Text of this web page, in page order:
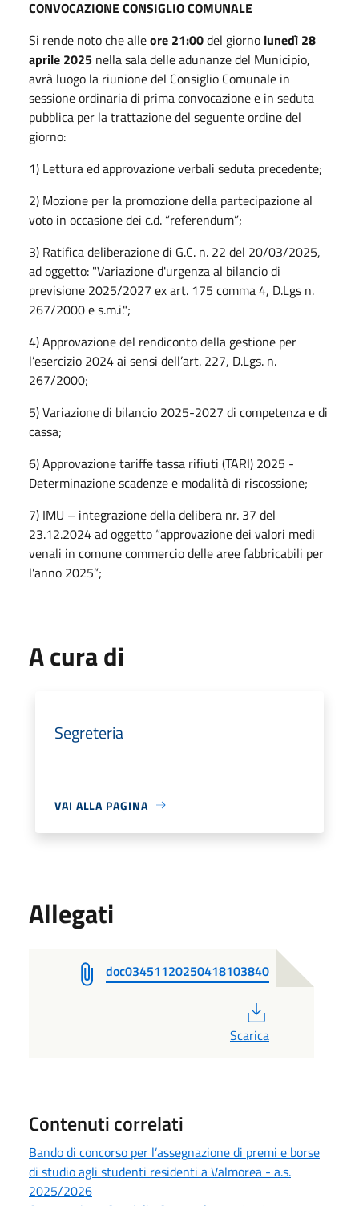
CONVOCAZIONE CONSIGLIO COMUNALE
Si rende noto che alleore 21:00del giorno lunedì 28
aprile 2025 nella sala delle adunanze del Municipio,
avrà luogo la riunione del Consiglio Comunale in
sessione ordinaria di prima convocazione e in seduta
pubblica per la trattazione del seguente ordine del
giorno:
1) Lettura ed approvazione verbali seduta precedente;
2) Mozione per la promozione della partecipazione al
voto in occasione dei c.d. “referendum”;
3) Ratifica deliberazione di G.C. n. 22 del 20/03/2025,
ad oggetto: "Variazione d'urgenza al bilancio di
previsione 2025/2027 ex art. 175 comma 4, D.Lgs n.
267/2000 e s.m.i.";
4) Approvazione del rendiconto della gestione per
l’esercizio 2024 ai sensi dell’art. 227, D.Lgs. n.
267/2000;
5) Variazione di bilancio 2025-2027 di competenza e di
cassa;
6) Approvazione tariffe tassa rifiuti (TARI) 2025 -
Determinazione scadenze e modalità di riscossione;
7) IMU – integrazione della delibera nr. 37 del
23.12.2024 ad oggetto “approvazione dei valori medi
venali in comune commercio delle aree fabbricabili per
l'anno 2025”;
A cura di
Segreteria
VAI ALLA PAGINA
Allegati
doc03451120250418103840
Scarica
Contenuti correlati
Bando di concorso per l’assegnazione di premi e borse
di studio agli studenti residenti a Valmorea - a.s.
2025/2026